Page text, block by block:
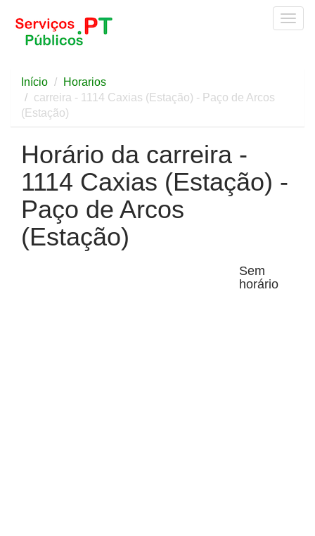
Início
Horarios
carreira - 1114 Caxias (Estação) - Paço de Arcos
(Estação)
Horário da carreira -
1114 Caxias (Estação) -
Paço de Arcos
(Estação)
Sem
horário